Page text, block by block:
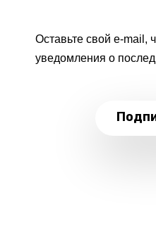
Оставьте свой e-mail,
уведомления о